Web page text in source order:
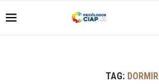
TAG: DORMIR